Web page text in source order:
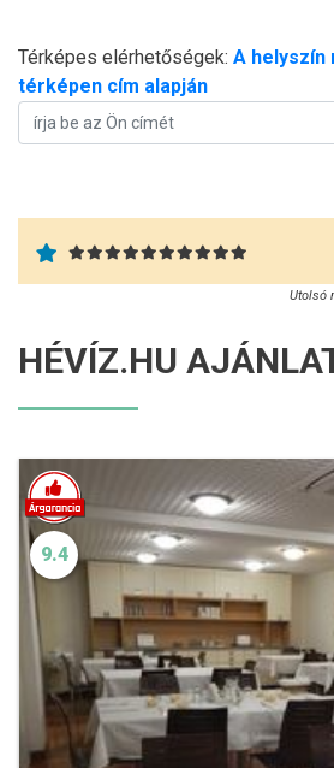
Térképes elérhetőségek: A helyszín
térképen cím alapján
Utolsó
HÉVÍZ.HU
9.4